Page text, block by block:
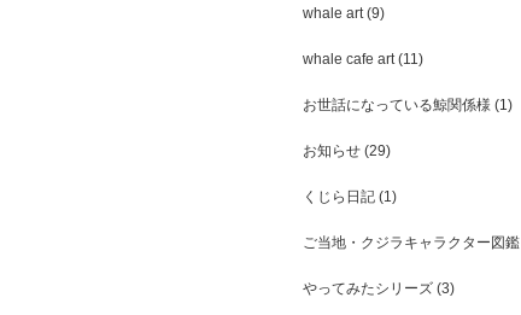
whale art (9)
whale cafe art (11)
お世話になっている鯨関係様 (1)
お知らせ (29)
くじら日記 (1)
ご当地・クジラキャラクター図鑑
やってみたシリーズ (3)